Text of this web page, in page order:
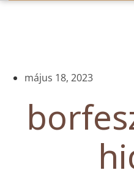
május 18, 2023